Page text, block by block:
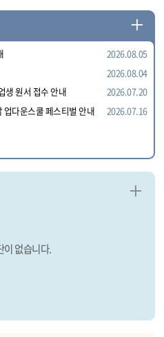
2026.08.05
2026.08.04
생 원서 접수 안내
2026.07.20
업다운스쿨 페스티벌 안내
2026.07.16
보
기
이 없습니다.